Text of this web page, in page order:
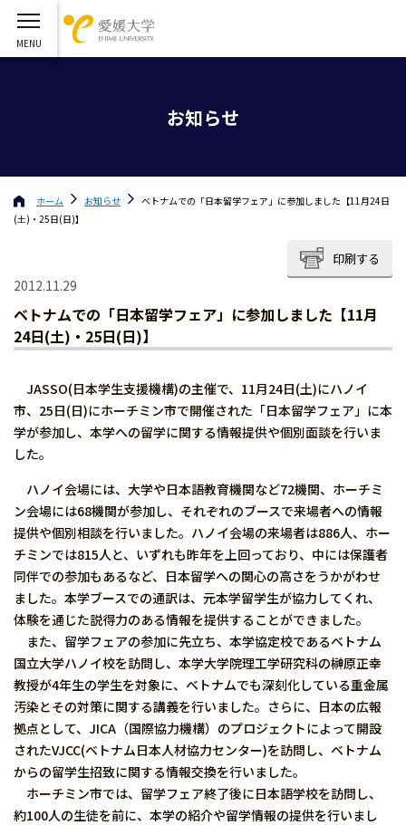
お知らせ
ホーム お知らせ
ベトナムでの「日本留学フェア」に参加しました【11月24日
(土)・25日(日)】
印刷する
2012.11.29
ベトナムでの「日本留学フェア」に参加しました【11月
24日(土)・25日(日)】
JASSO(日本学生支援機構)の主催で、11月24日(土)にハノイ
市、25日(日)にホーチミン市で開催された「日本留学フェア」に本
学が参加し、本学への留学に関する情報提供や個別面談を行いま
した。
ハノイ会場には、大学や日本語教育機関など72機関、ホーチミ
ン会場には68機関が参加し、それぞれのブースで来場者への情報
提供や個別相談を行いました。ハノイ会場の来場者は886人、ホー
チミンでは815人と、いずれも昨年を上回っており、中には保護者
同伴での参加もあるなど、日本留学への関心の高さをうかがわせ
ました。本学ブースでの通訳は、元本学留学生が協力してくれ、
体験を通じた説得力のある情報を提供することができました。
また、留学フェアの参加に先立ち、本学協定校であるベトナム
国立大学ハノイ校を訪問し、本学大学院理工学研究科の榊原正幸
教授が4年生の学生を対象に、ベトナムでも深刻化している重金属
汚染とその対策に関する講義を行いました。さらに、日本の広報
拠点として、JICA（国際協力機構）のプロジェクトによって開設
されたVJCC(ベトナム日本人材協力センター)を訪問し、ベトナム
からの留学生招致に関する情報交換を行いました。
ホーチミン市では、留学フェア終了後に日本語学校を訪問し、
約100人の生徒を前に、本学の紹介や留学情報の提供を行いまし